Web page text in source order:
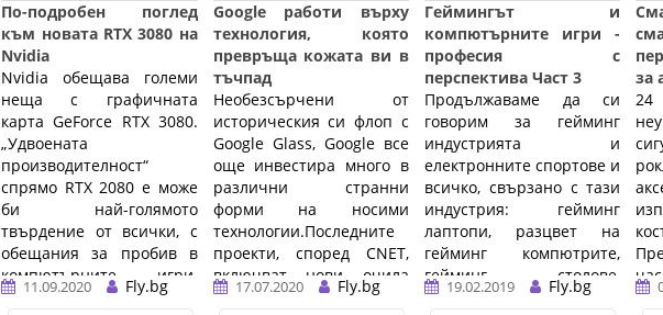
По-подробен поглед
към новата RTX 3080 на
Nvidia
Nvidia обещава големи
неща с графичната
карта GeForce RTX 3080.
„Удвоената
производителност“
спрямо RTX 2080 е може
би най-голямото
твърдение от всички, с
обещания за пробив в
компютърните игри.
Представяме ...…
11.09.2020
Fly.bg
Google работи върху
технология, която
превръща кожата ви в
тъчпад
Необезсърчени от
историческия си флоп с
Google Glass, Google все
още инвестира много в
различни странни
форми на носими
технологии.Последните
проекти, според CNET,
включват нови очила
със смесена реалност, ...
17.07.2020
Fly.bg
Геймингът и
компютърните игри -
професия с
перспектива Част 3
Продължаваме да си
говорим за гейминг
индустрията и
електронните спортове и
всичко, свързано с тази
индустрия: гейминг
лаптопи, разцвет на
гейминг компютрите,
гейминг столове,
гейминг конзоли, ...…
19.02.2019
Fly.bg
за